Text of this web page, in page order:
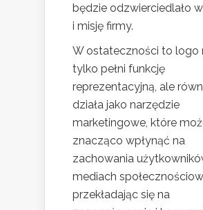
będzie odzwierciedlało
i misję firmy.
W ostateczności to logo
tylko pełni funkcję
reprezentacyjną, ale
działa jako narzędzie
marketingowe, które
znacząco wpłynąć na
zachowania
mediach
przekładając się na